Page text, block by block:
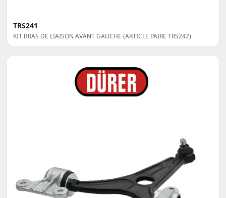
TRS241
KIT BRAS DE LIAISON AVANT GAUCHE (ARTICLE PAIRE TRS242)